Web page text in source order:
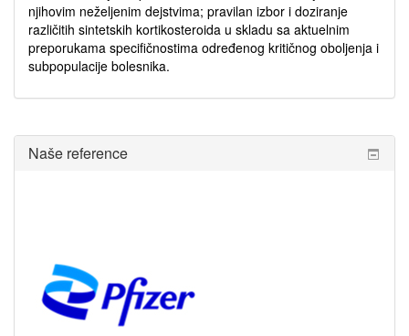
njihovim neželjenim dejstvima; pravilan izbor i doziranje
različitih sintetskih kortikosteroida u skladu sa aktuelnim
preporukama specifičnostima određenog kritičnog oboljenja i
subpopulacije bolesnika.
Preskoči
Naše
Naše reference